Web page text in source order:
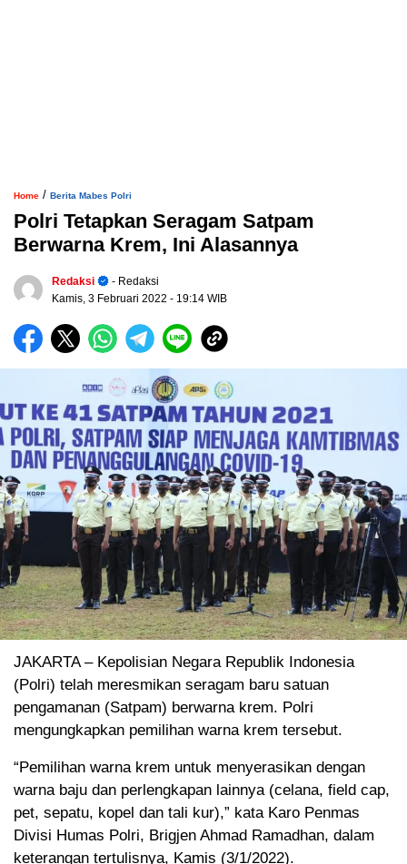
Home / Berita Mabes Polri
Polri Tetapkan Seragam Satpam
Berwarna Krem, Ini Alasannya
Redaksi
- Redaksi
Kamis, 3 Februari 2022 - 19:14 WIB
JAKARTA – Kepolisian Negara Republik Indonesia
(Polri) telah meresmikan seragam baru satuan
pengamanan (Satpam) berwarna krem. Polri
mengungkapkan pemilihan warna krem tersebut.
“Pemilihan warna krem untuk menyerasikan dengan
warna baju dan perlengkapan lainnya (celana, field cap,
pet, sepatu, kopel dan tali kur),” kata Karo Penmas
Divisi Humas Polri, Brigjen Ahmad Ramadhan, dalam
keterangan tertulisnya, Kamis (3/1/2022).